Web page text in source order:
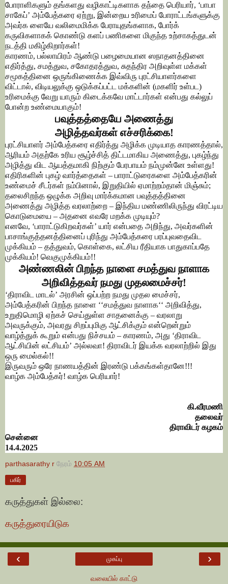
போராளிகளும் தங்களது வழிகாட்டிகளாக தந்தை பெரியார், ‘பாபா
சாகேப்’ அம்பேத்கரை ஏற்று, இன்றைய உரிமைப் போராட்டங்களுக்கு
அவர்க ளையே வலிமைமிக்க பேராயுதங்களாக, போர்க்
கருவிகளாகக் கொண்டு களப் பணிகளை மிகுந்த உற்சாகத்துடன்
நடத்தி மகிழ்கிறார்கள்!
காரணம், பல்லாயிரம் ஆண்டு பழைமையான ஸநாதனத்தினை
எதிர்த்து, சமத்துவ, சகோதரத்துவ, சுதந்திர அறிவுள்ள மக்கள்
சமூகத்தினை ஒருங்கிணைக்க இவ்விரு புரட்சியாளர்களை
விட்டால், விடியலுக்கு ஒடுக்கப்பட்ட மக்களின் (மகளிர் உள்பட)
உரிமைக்கு வேறு யாரும் கிடைக்கவே மாட்டார்கள் என்பது கல்லுப்
போன்ற உண்மையாகும்!
பவுத்தத்தையே அணைத்து
அழித்தவர்கள் எச்சரிக்கை!
புரட்சியாளர் அம்பேத்கரை எதிர்த்து அழிக்க முடியாத காரணத்தால்,
ஆரியம் அதற்கே உரிய சூழ்ச்சித் திட்டமாகிய அணைத்து, புகழ்ந்து
அழித்து விட ஆயத்தமாகி நிற்கும் பேரபாயம் நம்முன்னே உள்ளது!
எதிரிகளின் புகழ் வார்த்தைகள் – பாராட்டுரைகளை அம்பேத்கரின்
உண்மைச் சீடர்கள் நம்பினால், இறுதியில் ஏமாற்றம்தான் மிஞ்சும்;
தலைசிறந்த ஒழுக்க அறிவு மார்க்கமான பவுத்தத்தினை
அணைத்து அழித்த வரலாற்றை – இந்திய மண்ணிலிருந்து விரட்டிய
கொடுமையை – அதனை எவரே மறக்க முடியும்?
எனவே, ‘பாராட்டுகிறவர்கள்’ யார் என்பதை அறிந்து, அவர்களின்
பாசாங்குத்தனத்தினைப் புரிந்து அம்பேத்கரை பரப்புவதைவிட
முக்கியம் – தத்துவம், கொள்கை, லட்சிய ரீதியாக பாதுகாப்பதே
முக்கியம்! வெகுமுக்கியம்!!
அண்ணலின் பிறந்த நாளை சமத்துவ நாளாக
அறிவித்தவர் நமது முதலமைச்சர்!
‘திராவிட மாடல்’ அரசின் ஒப்பற்ற நமது முதல மைச்சர்,
அம்பேத்கரின் பிறந்த நாளை ‘‘சமத்துவ நாளாக‘‘ அறிவித்து,
உறுதிமொழி ஏற்கச் செய்துள்ள சாதனைக்கு – வரலாறு
அவருக்கும், அவரது சிறப்புமிகு ஆட்சிக்கும் என்றென்றும்
வாழ்த்துக் கூறும் என்பது நிச்சயம் – காரணம், அது ‘திராவிட
ஆட்சியின் லட்சியம்’ அல்லவா! திராவிடர் இயக்க வரலாற்றில் இது
ஒரு மைல்கல்!!
இருவரும் ஒரே நாணயத்தின் இரண்டு பக்கங்கள்தானே!!!
வாழ்க அம்பேத்கர்! வாழ்க பெரியார்!
கி.வீரமணி
தலைவர்
திராவிடர் கழகம்
சென்னை
14.4.2025
parthasarathy r நேரம் 10:05 AM
பகிர்
கருத்துகள் இல்லை:
கருத்துரையிடுக
‹ ›
முகப்பு
வலையில் காட்டு